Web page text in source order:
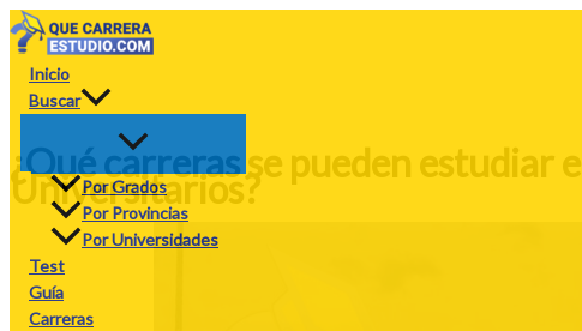
Ir
al
contenido
Inicio
Buscar
Por Grados
Por Provincias
Por Universidades
Test
Guía
Carreras
¿Qué carreras se pueden estudiar
Universitarios?